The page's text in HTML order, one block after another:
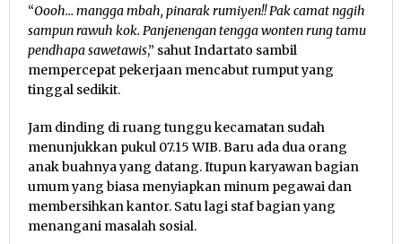
“Oooh… mangga mbah, pinarak rumiyen!! Pak camat nggih
sampun rawuh kok. Panjenengan tengga wonten rung tamu
pendhapa sawetawis,” sahut Indartato sambil
mempercepat pekerjaan mencabut rumput yang
tinggal sedikit.
Jam dinding di ruang tunggu kecamatan sudah
menunjukkan pukul 07.15 WIB. Baru ada dua orang
anak buahnya yang datang. Itupun karyawan bagian
umum yang biasa menyiapkan minum pegawai dan
membersihkan kantor. Satu lagi staf bagian yang
menangani masalah sosial.